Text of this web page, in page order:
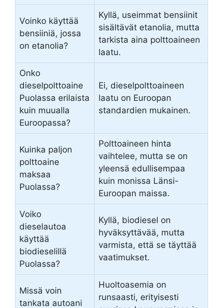
Voinko käyttää
bensiiniä, jossa
on etanolia?
Kyllä, useimmat bensiinit
sisältävät etanolia, mutta
tarkista aina polttoaineen
laatu.
Onko
dieselpolttoaine
Puolassa erilaista
kuin muualla
Euroopassa?
Ei, dieselpolttoaineen
laatu on Euroopan
standardien mukainen.
Kuinka paljon
polttoaine
maksaa
Puolassa?
Polttoaineen hinta
vaihtelee, mutta se on
yleensä edullisempaa
kuin monissa Länsi-
Euroopan maissa.
Voiko
dieselautoa
käyttää
biodieselillä
Puolassa?
Kyllä, biodiesel on
hyväksyttävää, mutta
varmista, että se täyttää
vaatimukset.
Missä voin
tankata autoani
Huoltoasemia on
runsaasti, erityisesti